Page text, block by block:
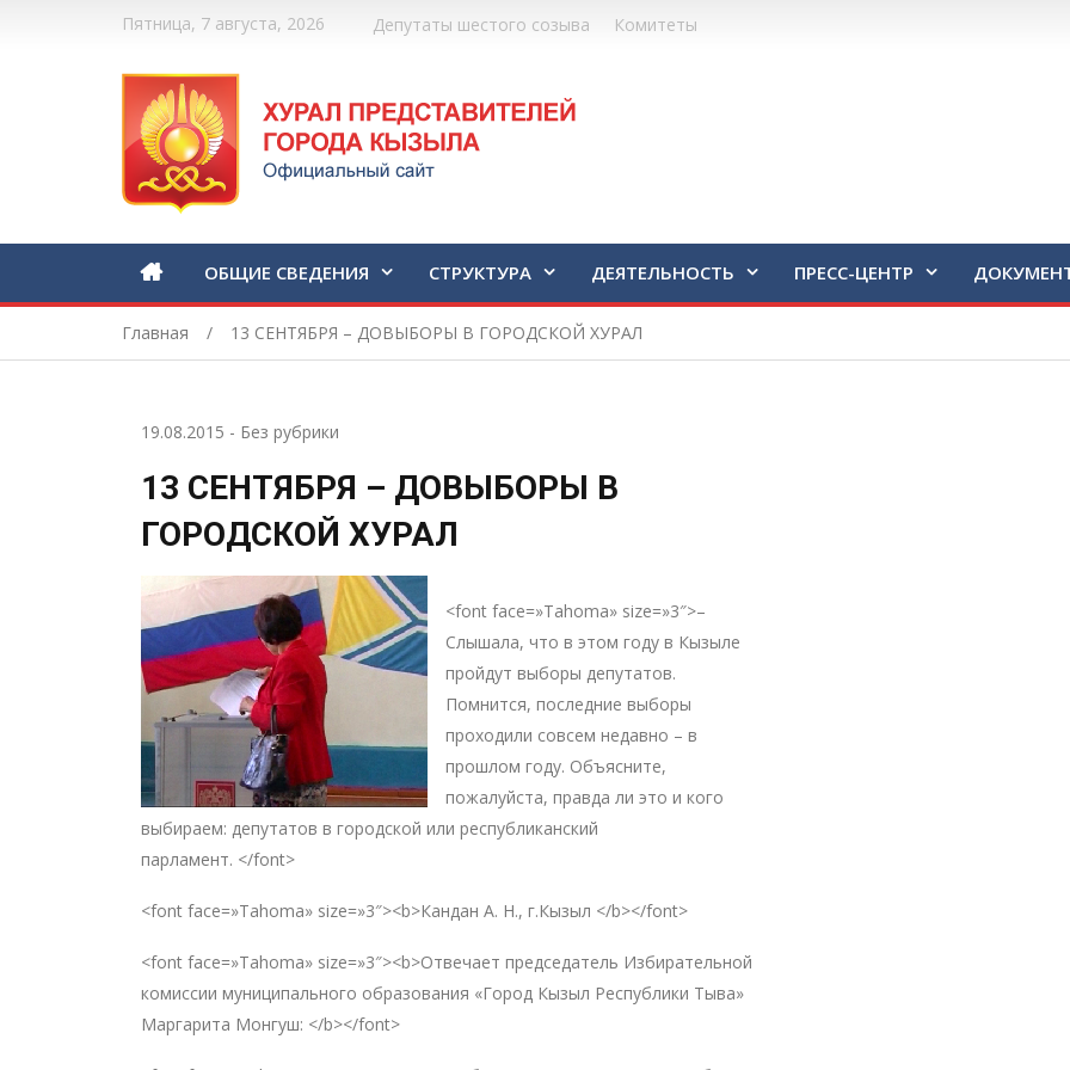
Пятница, 7 августа, 2026 Депутаты шестого созыва Комитеты
ОБЩИЕ СВЕДЕНИЯ СТРУКТУРА ДЕЯТЕЛЬНОСТЬ ПРЕСС-ЦЕНТР
Главная 13 СЕНТЯБРЯ – ДОВЫБОРЫ В ГОРОДСКОЙ ХУРАЛ
19.08.2015 - Без рубрики
13 СЕНТЯБРЯ – ДОВЫБОРЫ В
ГОРОДСКОЙ ХУРАЛ
<font face=»Tahoma» size=»3″>–
Слышала, что в этом году в Кызыле
пройдут выборы депутатов.
Помнится, последние выборы
проходили совсем недавно – в
прошлом году. Объясните,
пожалуйста, правда ли это и кого
выбираем: депутатов в городской или республиканский
парламент. </font>
<font face=»Tahoma» size=»3″><b>Кандан А. Н., г.Кызыл </b></font>
<font face=»Tahoma» size=»3″><b>Отвечает председатель Избирательной
комиссии муниципального образования «Город Кызыл Республики Тыва»
Маргарита Монгуш: </b></font>